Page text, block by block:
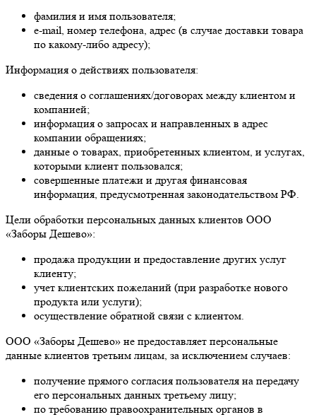
фамилия и имя пользователя;
e-mail, номер телефона, адрес (в случае доставки товара
по какому-либо адресу);
Информация о действиях пользователя:
сведения о соглашениях/договорах между клиентом и
компанией;
информация о запросах и направленных в адрес
компании обращениях;
данные о товарах, приобретенных клиентом, и услугах,
которыми клиент пользовался;
совершенные платежи и другая финансовая
информация, предусмотренная законодательством РФ.
Цели обработки персональных данных клиентов ООО
«Заборы Дешево»:
продажа продукции и предоставление других услуг
клиенту;
учет клиентских пожеланий (при разработке нового
продукта или услуги);
осуществление обратной связи с клиентом.
ООО «Заборы Дешево» не предоставляет персональные
данные клиентов третьим лицам, за исключением случаев:
получение прямого согласия пользователя на передачу
его персональных данных третьему лицу;
по требованию правоохранительных органов в